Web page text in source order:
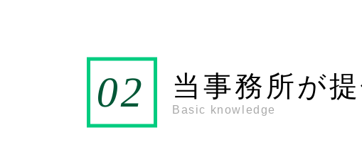
当事務所が
Basic knowledge